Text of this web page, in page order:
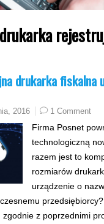
drukarka
drukarka fiskalna
2016 1 Comment
Firma Posnet
technologiczną
razem jest to
rozmiarów
urządzenie o
z poprzednimi